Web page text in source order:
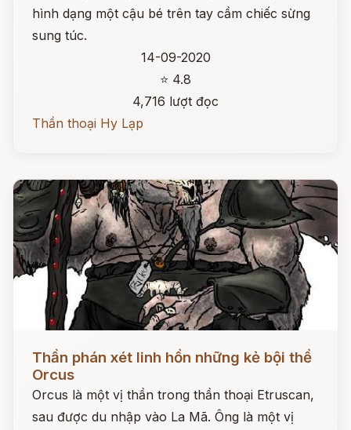
hình dạng một cậu bé trên tay cầm chiếc sừng
sung túc.
14-09-2020
⭐ 4.8
4,716 lượt đọc
Thần thoại Hy Lạp
Đọc ngay
Thần phán xét linh hồn những kẻ bội thề
Orcus
Orcus là một vị thần trong thần thoại Etruscan,
sau được du nhập vào La Mã. Ông là một vị